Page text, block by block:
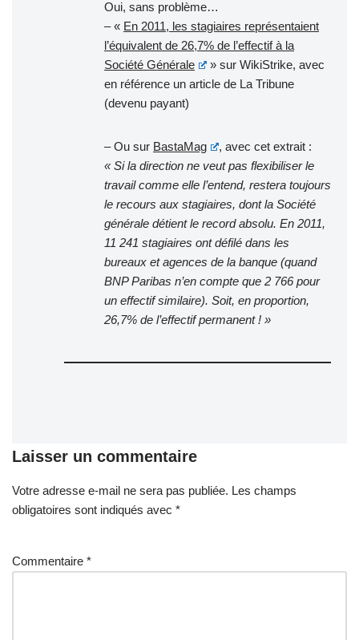
Oui, sans problème…
– « En 2011, les stagiaires représentaient
l’équivalent de 26,7% de l’effectif à la
Société Générale
» sur WikiStrike, avec
en référence un article de La Tribune
(devenu payant)
– Ou sur BastaMag
, avec cet extrait :
« Si la direction ne veut pas flexibiliser le
travail comme elle l’entend, restera toujours
le recours aux stagiaires, dont la Société
générale détient le record absolu. En 2011,
11 241 stagiaires ont défilé dans les
bureaux et agences de la banque (quand
BNP Paribas n’en compte que 2 766 pour
un effectif similaire). Soit, en proportion,
26,7% de l’effectif permanent ! »
Laisser un commentaire
Votre adresse e-mail ne sera pas publiée. Les champs
obligatoires sont indiqués avec *
Commentaire *
A
lt
n